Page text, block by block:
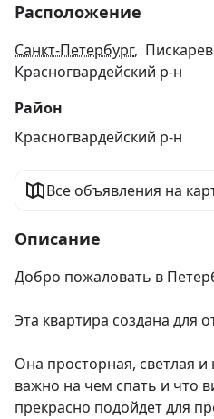
Расположение
Санкт-Петербург,
Красногвардейский р-н
Район
Красногвардейский р-н
Все объявления на
Описание
Добро пожаловать в
Эта квартира создана для
Она просторная, светлая и
важно на чем спать и что
прекрасно подойдет для